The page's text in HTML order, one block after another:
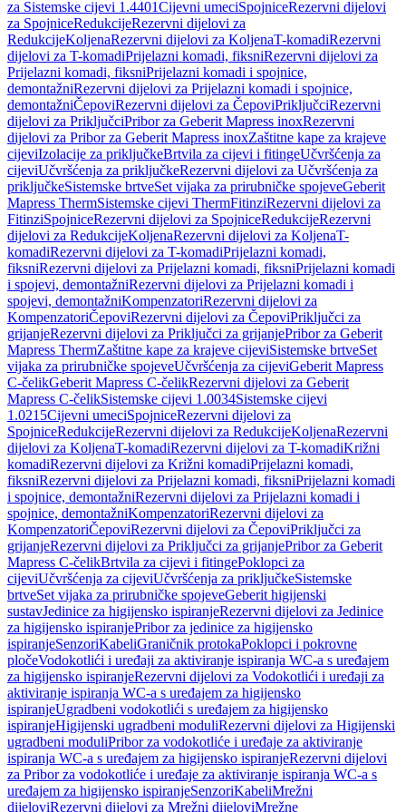
za Sistemske cijevi 1.4401Cijevni umeciSpojniceRezervni dijelovi
za SpojniceRedukcijeRezervni dijelovi za
RedukcijeKoljenaRezervni dijelovi za KoljenaT-komadiRezervni
dijelovi za T-komadiPrijelazni komadi, fiksniRezervni dijelovi za
Prijelazni komadi, fiksniPrijelazni komadi i spojnice,
demontažniRezervni dijelovi za Prijelazni komadi i spojnice,
demontažniČepoviRezervni dijelovi za ČepoviPriključciRezervni
dijelovi za PriključciPribor za Geberit Mapress inoxRezervni
dijelovi za Pribor za Geberit Mapress inoxZaštitne kape za krajeve
cijeviIzolacije za priključkeBrtvila za cijevi i fitingeUčvršćenja za
cijeviUčvršćenja za priključkeRezervni dijelovi za Učvršćenja za
priključkeSistemske brtveSet vijaka za prirubničke spojeveGeberit
Mapress ThermSistemske cijevi ThermFitinziRezervni dijelovi za
FitinziSpojniceRezervni dijelovi za SpojniceRedukcijeRezervni
dijelovi za RedukcijeKoljenaRezervni dijelovi za KoljenaT-
komadiRezervni dijelovi za T-komadiPrijelazni komadi,
fiksniRezervni dijelovi za Prijelazni komadi, fiksniPrijelazni komadi
i spojevi, demontažniRezervni dijelovi za Prijelazni komadi i
spojevi, demontažniKompenzatoriRezervni dijelovi za
KompenzatoriČepoviRezervni dijelovi za ČepoviPriključci za
grijanjeRezervni dijelovi za Priključci za grijanjePribor za Geberit
Mapress ThermZaštitne kape za krajeve cijeviSistemske brtveSet
vijaka za prirubničke spojeveUčvršćenja za cijeviGeberit Mapress
C-čelikGeberit Mapress C-čelikRezervni dijelovi za Geberit
Mapress C-čelikSistemske cijevi 1.0034Sistemske cijevi
1.0215Cijevni umeciSpojniceRezervni dijelovi za
SpojniceRedukcijeRezervni dijelovi za RedukcijeKoljenaRezervni
dijelovi za KoljenaT-komadiRezervni dijelovi za T-komadiKrižni
komadiRezervni dijelovi za Križni komadiPrijelazni komadi,
fiksniRezervni dijelovi za Prijelazni komadi, fiksniPrijelazni komadi
i spojnice, demontažniRezervni dijelovi za Prijelazni komadi i
spojnice, demontažniKompenzatoriRezervni dijelovi za
KompenzatoriČepoviRezervni dijelovi za ČepoviPriključci za
grijanjeRezervni dijelovi za Priključci za grijanjePribor za Geberit
Mapress C-čelikBrtvila za cijevi i fitingePoklopci za
cijeviUčvršćenja za cijeviUčvršćenja za priključkeSistemske
brtveSet vijaka za prirubničke spojeveGeberit higijenski
sustavJedinice za higijensko ispiranjeRezervni dijelovi za Jedinice
za higijensko ispiranjePribor za jedinice za higijensko
ispiranjeSenzoriKabeliGraničnik protokaPoklopci i pokrovne
pločeVodokotlići i uređaji za aktiviranje ispiranja WC-a s uređajem
za higijensko ispiranjeRezervni dijelovi za Vodokotlići i uređaji za
aktiviranje ispiranja WC-a s uređajem za higijensko
ispiranjeUgradbeni vodokotlići s uređajem za higijensko
ispiranjeHigijenski ugradbeni moduliRezervni dijelovi za Higijenski
ugradbeni moduliPribor za vodokotliće i uređaje za aktiviranje
ispiranja WC-a s uređajem za higijensko ispiranjeRezervni dijelovi
za Pribor za vodokotliće i uređaje za aktiviranje ispiranja WC-a s
uređajem za higijensko ispiranjeSenzoriKabeliMrežni
dijeloviRezervni dijelovi za Mrežni dijeloviMrežne